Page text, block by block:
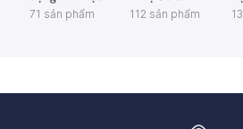
71 sản phẩm 112 sản phẩm